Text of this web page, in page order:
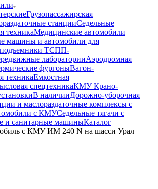
Грузопассажирская
станцииСедельные
техникаМедицинские автомобили
машины и автомобили для
ТСПП-
лабораторииАэродромная
фургоныВагон-
техникаЕмкостная
спецтехникаКМУ Крано-
В наличииДорожно-уборочная
и маслораздаточные комплексы с
с КМУСедельные тягачи с
и санитарные машиныКаталог
с КМУ ИМ 240 N на шасси Урал